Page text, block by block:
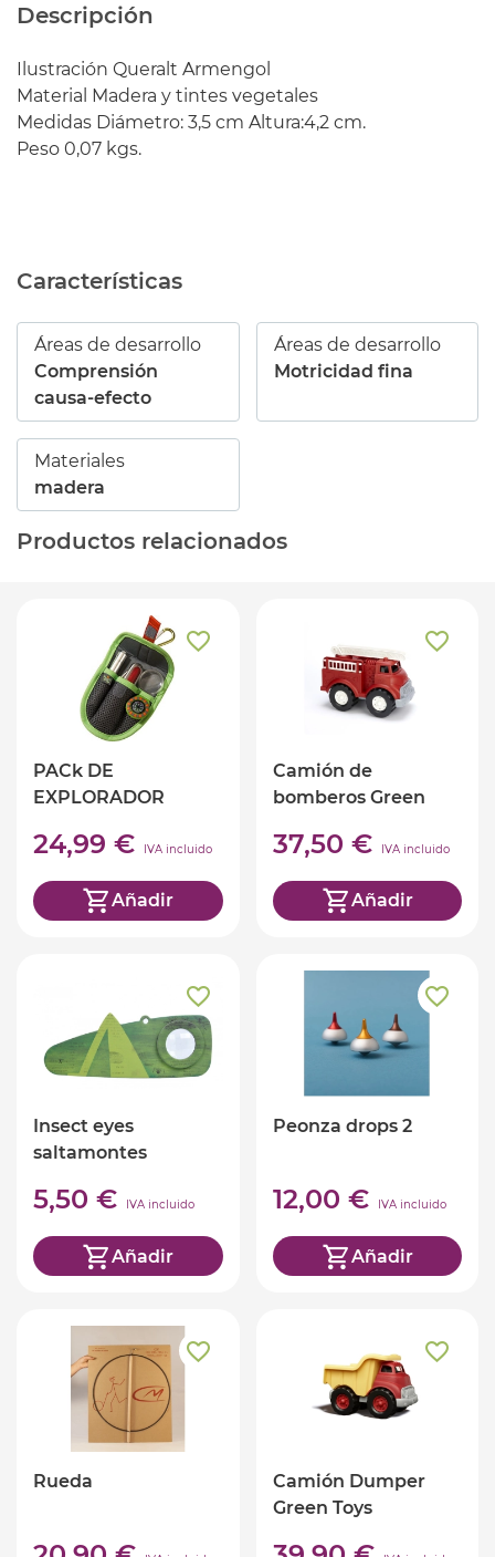
Descripción
Ilustración Queralt Armengol
Material Madera y tintes vegetales
Medidas Diámetro: 3,5 cm Altura:4,2 cm.
Peso 0,07 kgs.
Características
Áreas de desarrollo
Comprensión
causa-efecto
Áreas de desarrollo
Motricidad fina
Materiales
madera
Productos relacionados
PACk DE
EXPLORADOR
24,99 € IVA incluido
Añadir
Camión de
bomberos Green
37,50 € IVA incluido
Añadir
Insect eyes
saltamontes
5,50 € IVA incluido
Añadir
Peonza drops 2
12,00 € IVA incluido
Añadir
Rueda
Camión Dumper
Green Toys